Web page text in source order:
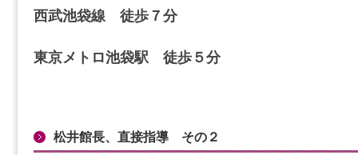
西武池袋線 徒歩７分
東京メトロ池袋駅 徒歩５分
松井館長、直接指導 その２